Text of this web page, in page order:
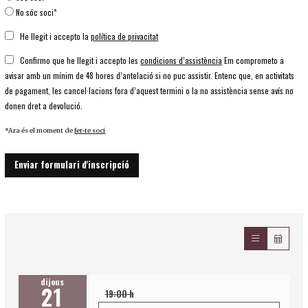
No sóc soci*
He llegit i accepto lapolítica de privacitat
Confirmo que he llegit i accepto lescondicions d’assistència Em comprometo a
avisar amb un mínim de 48 hores d’antelació si no puc assistir. Entenc que, en activitats
de pagament, les cancel·lacions fora d’aquest termini o la no assistència sense avís no
donen dret a devolució.
*Ara és el moment defer-te soci
Enviar formulari d'inscripció
dijous
21 19:00 h